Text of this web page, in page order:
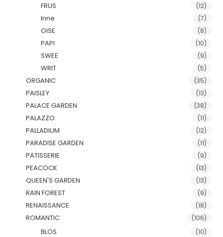
FRUS (12)
Inne (7)
OISE (8)
PAPI (10)
SWEE (9)
WRIT (5)
ORGANIC (35)
PAISLEY (13)
PALACE GARDEN (38)
PALAZZO (11)
PALLADIUM (12)
PARADISE GARDEN (11)
PATISSERIE (9)
PEACOCK (13)
QUEEN'S GARDEN (13)
RAIN FOREST (9)
RENAISSANCE (18)
ROMANTIC (106)
BLOS (10)